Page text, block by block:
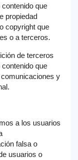
que
propiedad
copyright que
o a terceros.
de terceros
que
y
a los usuarios
falsa o
usuarios o